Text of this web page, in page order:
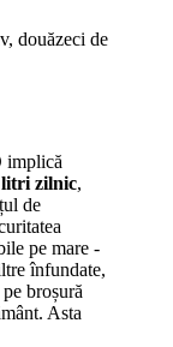
douăzeci de
implică
litri zilnic,
de
pe mare -
înfundate,
broșură
Asta